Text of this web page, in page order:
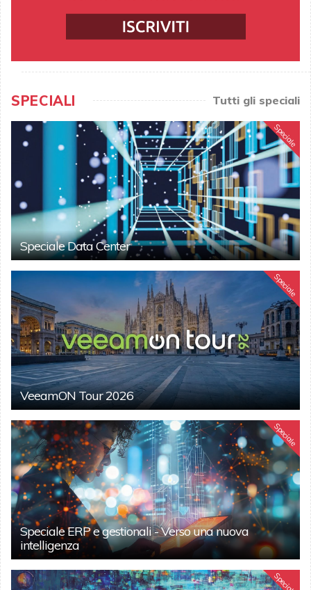
SPECIALI Tutti gli speciali
Speciale
Speciale Data Center
Speciale
VeeamON Tour 2026
Speciale
Speciale ERP e gestionali - Verso una nuova
intelligenza
Speciale